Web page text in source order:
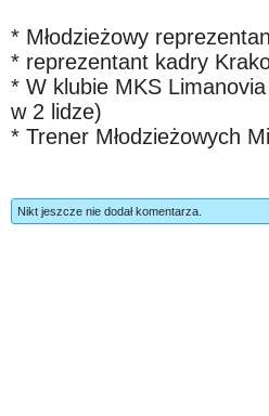
* Młodzieżowy
* reprezentant kadry
* W klubie MKS
w 2 lidze)
* Trener Młodzieżowych
Nikt jeszcze nie dodał komentarza.